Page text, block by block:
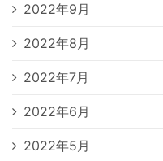
2022年9月
2022年8月
2022年7月
2022年6月
2022年5月